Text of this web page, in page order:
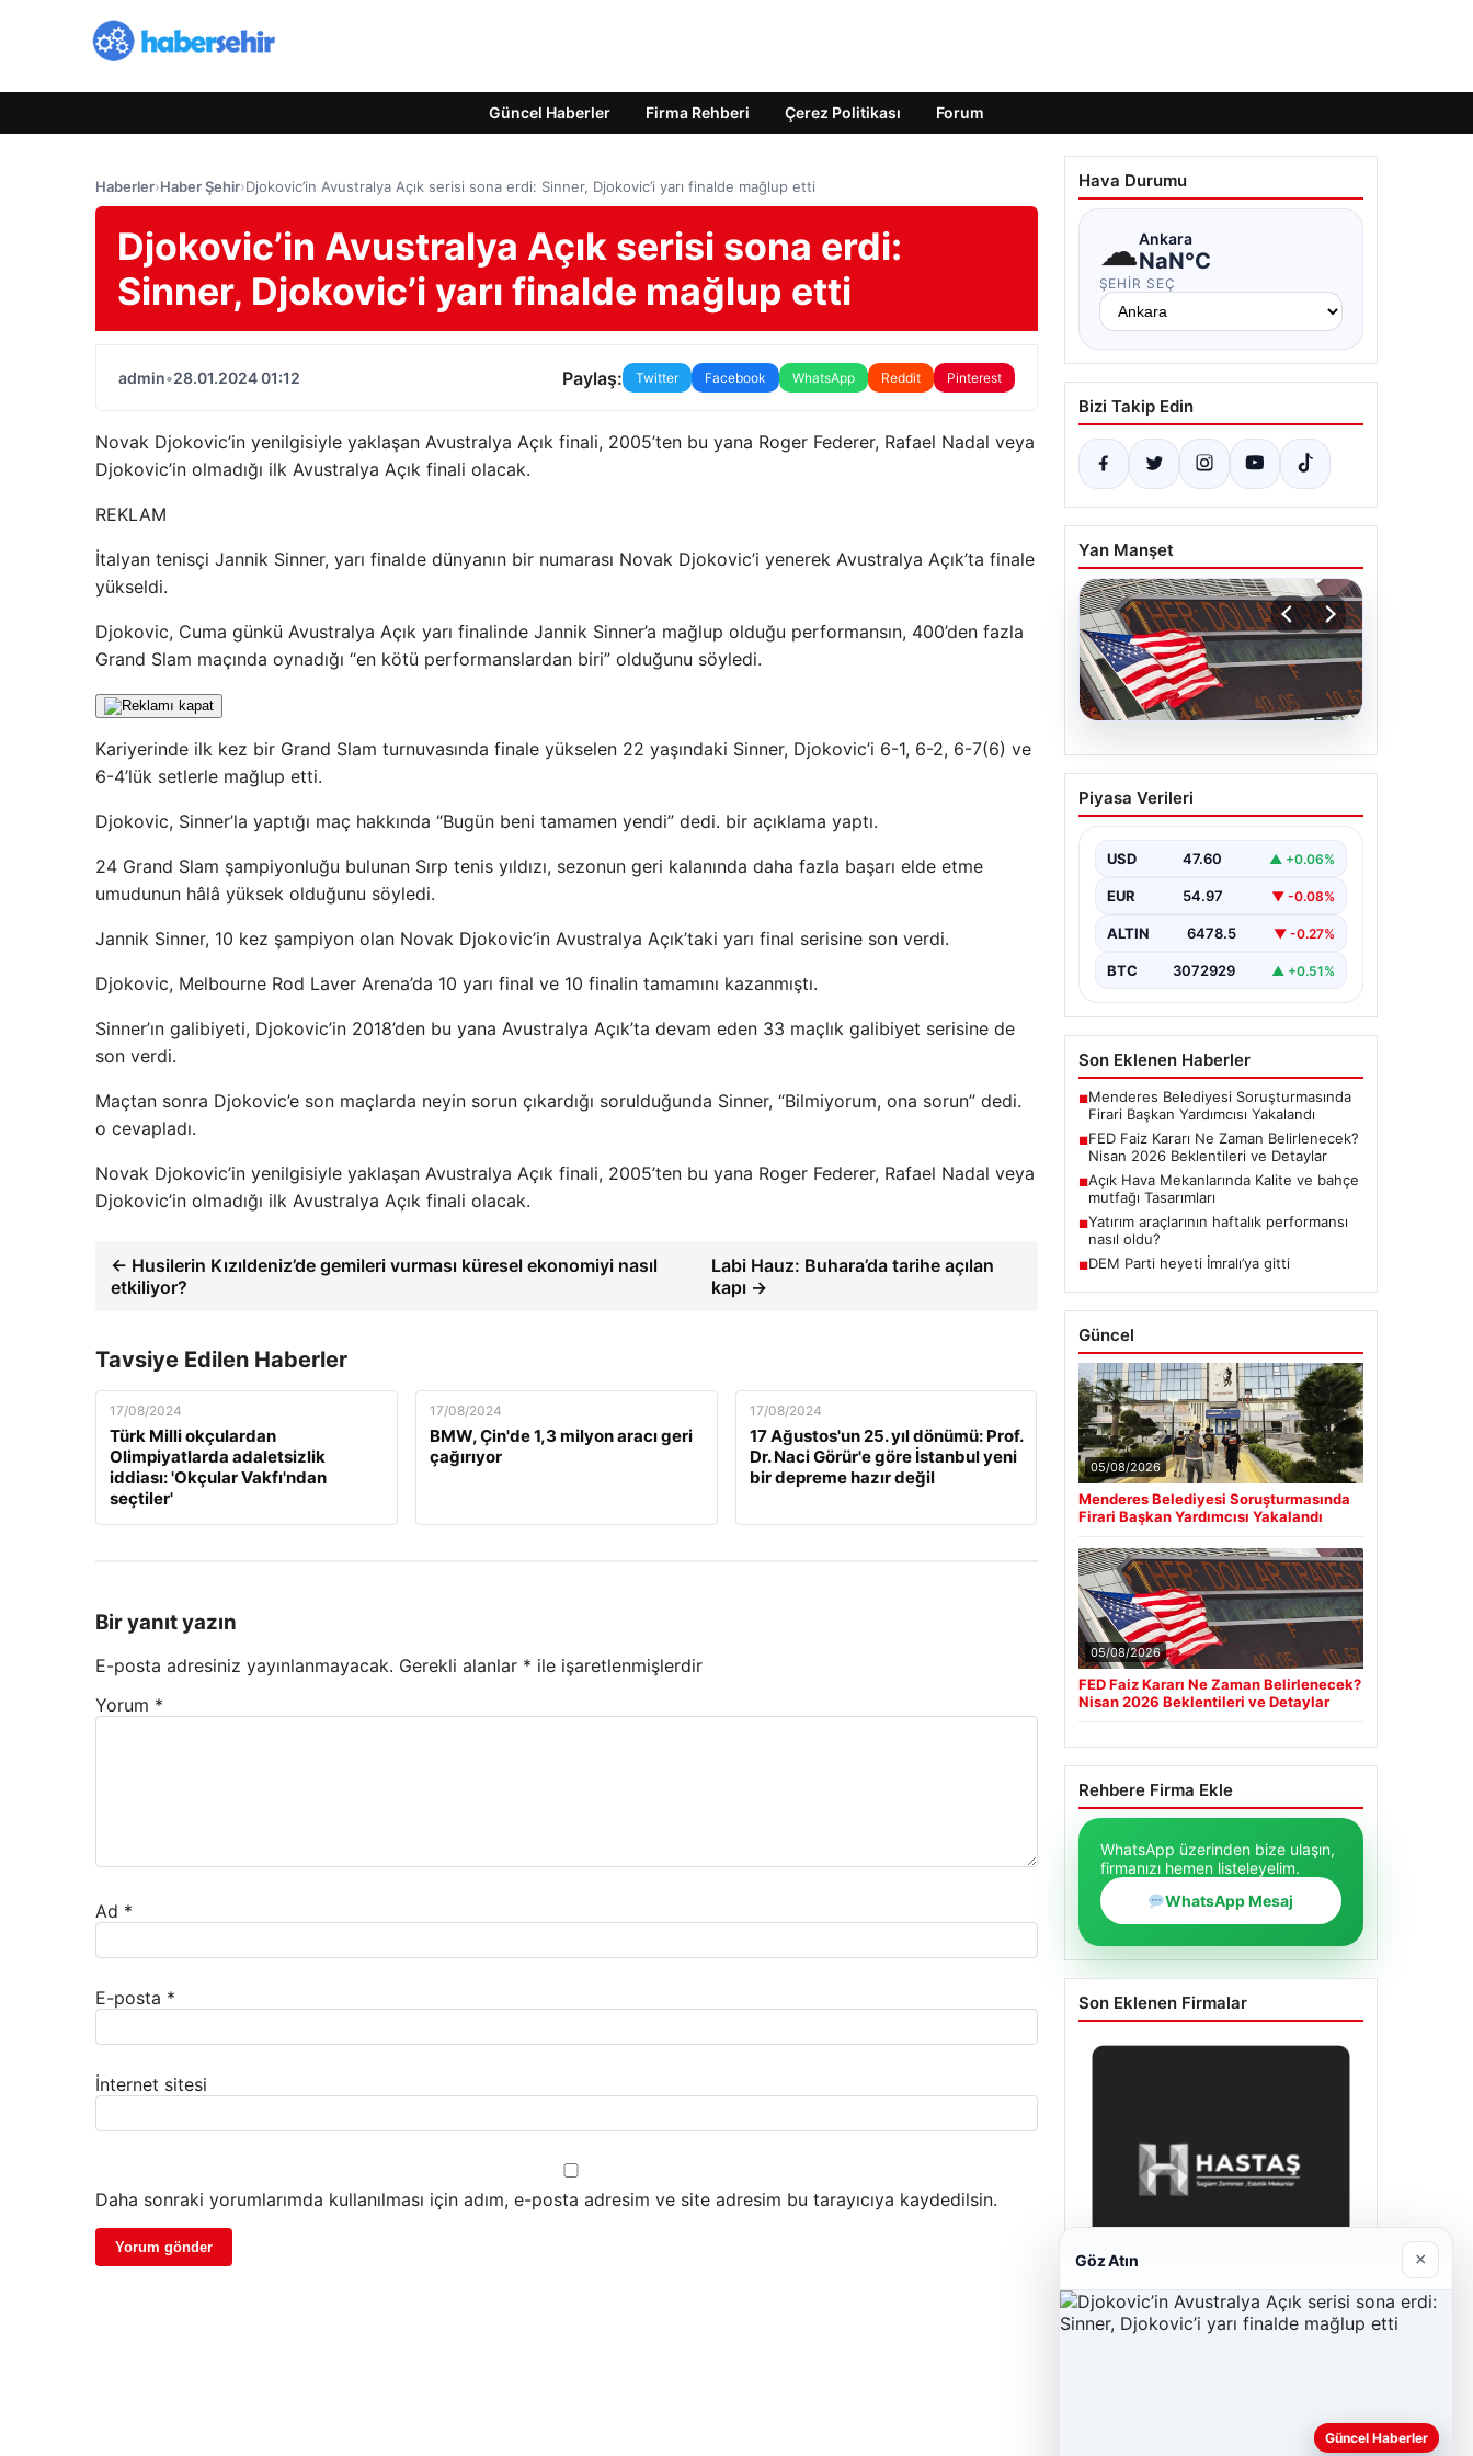
Güncel Haberler Firma Rehberi Çerez Politikası Forum
Haberler›Haber Şehir›Djokovic’in Avustralya Açık serisi sona erdi: Sinner, Djokovic’i yarı finalde mağlup etti
Djokovic’in Avustralya Açık serisi sona erdi:
Sinner, Djokovic’i yarı finalde mağlup etti
admin•28.01.2024 01:12 Paylaş: Twitter Facebook WhatsApp Reddit Pinterest
Novak Djokovic’in yenilgisiyle yaklaşan Avustralya Açık finali, 2005’ten bu yana Roger Federer, Rafael Nadal veya
Djokovic’in olmadığı ilk Avustralya Açık finali olacak.
REKLAM
İtalyan tenisçi Jannik Sinner, yarı finalde dünyanın bir numarası Novak Djokovic’i yenerek Avustralya Açık’ta finale
yükseldi.
Djokovic, Cuma günkü Avustralya Açık yarı finalinde Jannik Sinner’a mağlup olduğu performansın, 400’den fazla
Grand Slam maçında oynadığı “en kötü performanslardan biri” olduğunu söyledi.
Kariyerinde ilk kez bir Grand Slam turnuvasında finale yükselen 22 yaşındaki Sinner, Djokovic’i 6-1, 6-2, 6-7(6) ve
6-4’lük setlerle mağlup etti.
Djokovic, Sinner’la yaptığı maç hakkında “Bugün beni tamamen yendi” dedi. bir açıklama yaptı.
24 Grand Slam şampiyonluğu bulunan Sırp tenis yıldızı, sezonun geri kalanında daha fazla başarı elde etme
umudunun hâlâ yüksek olduğunu söyledi.
Jannik Sinner, 10 kez şampiyon olan Novak Djokovic’in Avustralya Açık’taki yarı final serisine son verdi.
Djokovic, Melbourne Rod Laver Arena’da 10 yarı final ve 10 finalin tamamını kazanmıştı.
Sinner’ın galibiyeti, Djokovic’in 2018’den bu yana Avustralya Açık’ta devam eden 33 maçlık galibiyet serisine de
son verdi.
Maçtan sonra Djokovic’e son maçlarda neyin sorun çıkardığı sorulduğunda Sinner, “Bilmiyorum, ona sorun” dedi.
o cevapladı.
Novak Djokovic’in yenilgisiyle yaklaşan Avustralya Açık finali, 2005’ten bu yana Roger Federer, Rafael Nadal veya
Djokovic’in olmadığı ilk Avustralya Açık finali olacak.
← Husilerin Kızıldeniz’de gemileri vurması küresel ekonomiyi nasıl
etkiliyor?
Labi Hauz: Buhara’da tarihe açılan
kapı →
Tavsiye Edilen Haberler
17/08/2024
Türk Milli okçulardan
Olimpiyatlarda adaletsizlik
iddiası: 'Okçular Vakfı'ndan
seçtiler'
17/08/2024
BMW, Çin'de 1,3 milyon aracı geri
çağırıyor
17/08/2024
17 Ağustos'un 25. yıl dönümü: Prof.
Dr. Naci Görür'e göre İstanbul yeni
bir depreme hazır değil
Bir yanıt yazın
E-posta adresiniz yayınlanmayacak. Gerekli alanlar * ile işaretlenmişlerdir
Yorum *
Ad *
E-posta *
İnternet sitesi
Daha sonraki yorumlarımda kullanılması için adım, e-posta adresim ve site adresim bu tarayıcıya kaydedilsin.
Hava Durumu
☁Ankara
NaN°C
ŞEHIR SEÇ
Bizi Takip Edin
Yan Manşet
05.08.2026
FED Faiz Kararı Ne
Zaman Belirlenecek?
ve Detaylar
Ekonomik göstergelerin yanı sıra
küresel piyasaların da yakından
takip ettiği FED faiz kararı,
yatırımcıların…
Piyasa Verileri
USD 47.60 ▲ +0.06%
EUR 54.97 ▼ -0.08%
ALTIN 6478.5 ▼ -0.27%
BTC 3072929 ▲ +0.51%
Son Eklenen Haberler
■Menderes Belediyesi Soruşturmasında
Firari Başkan Yardımcısı Yakalandı
■FED Faiz Kararı Ne Zaman Belirlenecek?
Nisan 2026 Beklentileri ve Detaylar
■Açık Hava Mekanlarında Kalite ve bahçe
mutfağı Tasarımları
■Yatırım araçlarının haftalık performansı
nasıl oldu?
■DEM Parti heyeti İmralı’ya gitti
Güncel
05/08/2026
Menderes Belediyesi Soruşturmasında
Firari Başkan Yardımcısı Yakalandı
05/08/2026
FED Faiz Kararı Ne Zaman Belirlenecek?
Nisan 2026 Beklentileri ve Detaylar
Rehbere Firma Ekle
WhatsApp üzerinden bize ulaşın,
firmanızı hemen listeleyelim.
WhatsApp Mesaj
Son Eklenen Firmalar
Hastaş Beton
Göz Atın ×
Güncel Haberler